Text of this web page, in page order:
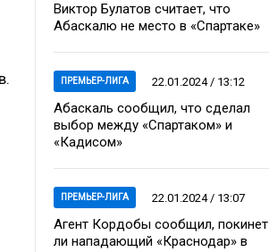
Виктор Булатов считает, что
Абаскалю не место в «Спартаке»
ПРЕМЬЕР-ЛИГА 22.01.2024 / 13:12
Абаскаль сообщил, что сделал
выбор между «Спартаком» и
«Кадисом»
ПРЕМЬЕР-ЛИГА 22.01.2024 / 13:07
Агент Кордобы сообщил, покинет
ли нападающий «Краснодар» в